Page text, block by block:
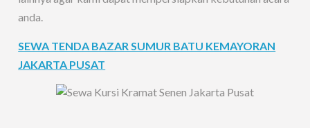
anda.
SEWA TENDA BAZAR SUMUR BATU KEMAYORAN
JAKARTA PUSAT